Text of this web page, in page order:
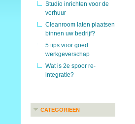
Studio inrichten voor de
verhuur
Cleanroom laten plaatsen
binnen uw bedrijf?
5 tips voor goed
werkgeverschap
Wat is 2e spoor re-
integratie?
CATEGORIEËN